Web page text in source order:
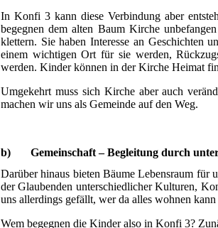
In Konfi 3 kann diese Verbindung aber
begegnen dem alten Baum Kirche
klettern. Sie haben Interesse an Geschichten
einem wichtigen Ort für sie werden,
werden. Kinder können in der Kirche Heimat
Umgekehrt muss sich Kirche aber auch
machen wir uns als Gemeinde auf den Weg.
b) Gemeinschaft – Begleitung durch
Darüber hinaus bieten Bäume Lebensraum für
der Glaubenden unterschiedlicher Kulturen,
uns allerdings gefällt, wer da alles wohnen kann
Wem begegnen die Kinder also in Konfi 3?